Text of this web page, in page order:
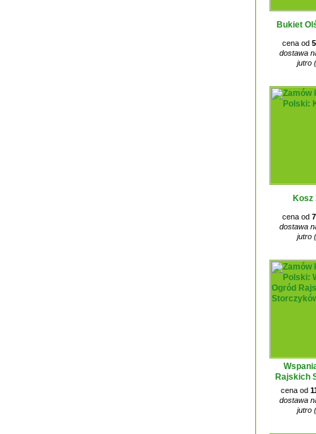
Bukiet
cena od
dostawa
jutro
Kosz
cena od
dostawa
jutro
Rajskich
cena od
dostawa
jutro